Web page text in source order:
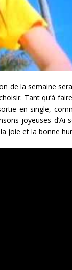
de la semaine
Tant qu’à
en single,
joyeuses d’Ai
joie et la bonne